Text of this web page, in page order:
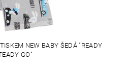
NEW BABY ŠEDÁ "READY
GO"